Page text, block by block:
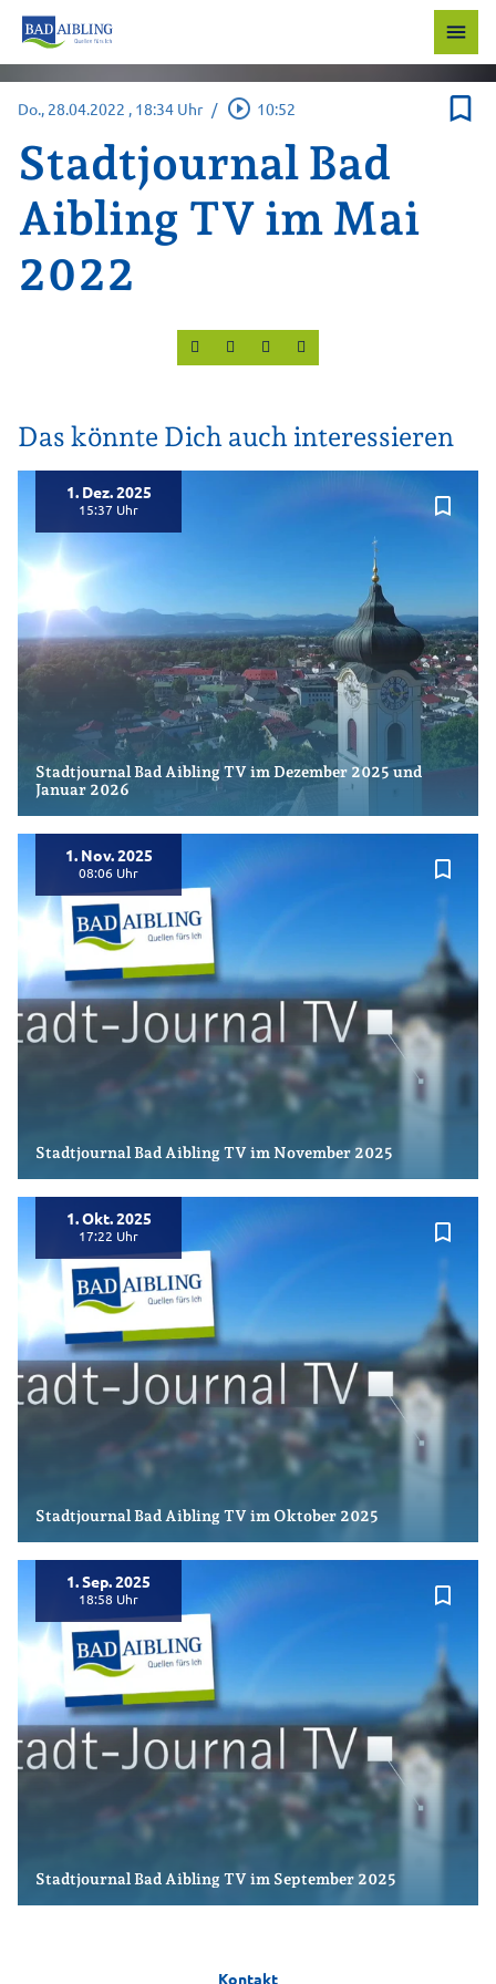
menu
Do., 28.04.2022 , 18:34 Uhr / play_circle_outline 10:52 bookmark_border
Stadtjournal Bad
Aibling TV im Mai
2022
Das könnte Dich auch interessieren
bookmark_border
1. Dez. 2025
15:37
Stadtjournal Bad Aibling TV im Dezember 2025 und
Januar 2026
bookmark_border
1. Nov. 2025
08:06
Stadtjournal Bad Aibling TV im November 2025
bookmark_border
1. Okt. 2025
17:22
Stadtjournal Bad Aibling TV im Oktober 2025
bookmark_border
1. Sep. 2025
18:58
Stadtjournal Bad Aibling TV im September 2025
Kontakt